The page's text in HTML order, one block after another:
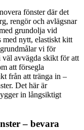
fönster där det
rengör och avlägsnar
grundolja vid
med nytt, elastiskt kitt
vi för
avvägda skikt för att
att försegla
från att tränga in –
Det här är
in långsiktigt
– bevara